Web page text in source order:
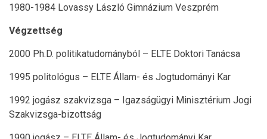
1980-1984 Lovassy László Gimnázium Veszprém
Végzettség
2000 Ph.D. politikatudományból – ELTE Doktori Tanácsa
1995 politológus – ELTE Állam- és Jogtudományi Kar
1992 jogász szakvizsga – Igazságügyi Minisztérium Jogi
Szakvizsga-bizottság